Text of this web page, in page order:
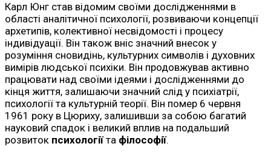
Карл Юнг став відомим своїми дослідженнями в
області аналітичної психології, розвиваючи концепції
архетипів, колективної несвідомості і процесу
індивідуації. Він також вніс значний внесок у
розуміння сновидінь, культурних символів і духовних
вимірів людської психіки. Він продовжував активно
працювати над своїми ідеями і дослідженнями до
кінця життя, залишаючи значний слід у психіатрії,
психології та культурній теорії. Він помер 6 червня
1961 року в Цюриху, залишивши за собою багатий
науковий спадок і великий вплив на подальший
розвиток психологіїта філософії.